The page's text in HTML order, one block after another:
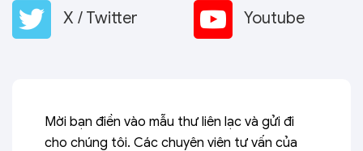
X / Twitter Youtube
Mời bạn điền vào mẫu thư liên lạc và gửi đi
cho chúng tôi. Các chuyên viên tư vấn của